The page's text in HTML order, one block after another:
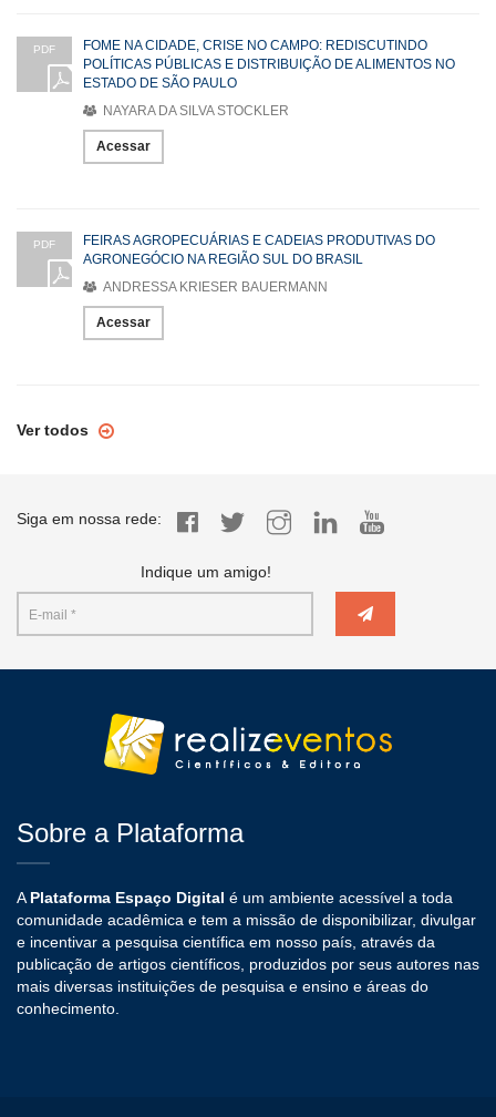
PDF
FOME NA CIDADE, CRISE NO CAMPO: REDISCUTINDO
POLÍTICAS PÚBLICAS E DISTRIBUIÇÃO DE ALIMENTOS NO
ESTADO DE SÃO PAULO
NAYARA DA SILVA STOCKLER
Acessar
PDF
FEIRAS AGROPECUÁRIAS E CADEIAS PRODUTIVAS DO
AGRONEGÓCIO NA REGIÃO SUL DO BRASIL
ANDRESSA KRIESER BAUERMANN
Acessar
Ver todos
Siga em nossa rede:
Indique um amigo!
Sobre a Plataforma
A Plataforma Espaço Digital é um ambiente acessível a toda
comunidade acadêmica e tem a missão de disponibilizar, divulgar
e incentivar a pesquisa científica em nosso país, através da
publicação de artigos científicos, produzidos por seus autores nas
mais diversas instituições de pesquisa e ensino e áreas do
conhecimento.